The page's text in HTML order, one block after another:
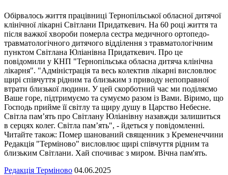
Обірвалось життя працівниці Тернопільської обласної дитячої
клінічної лікарні Світлани Придаткевич. На 60 році життя та
після важкої хвороби померла сестра медичного ортопедо-
травматологічного дитячого відділення з травматологічним
пунктом Світлана Юліанівна Придаткевич. Про це
повідомили у КНП "Тернопільська обласна дитяча клінічна
лікарня". "Адміністрація та весь колектив лікарні висловлює
щирі співчуття рідним та близьким з приводу непоправної
втрати близької людини. У цей скорботний час ми поділяємо
Ваше горе, підтримуємо та сумуємо разом із Вами. Віримо, що
Господь прийме її світлу та щиру душу в Царство Небесне.
Світла пам’ять про Світлану Юліанівну назавжди залишиться
в серцях колег. Світла пам’ять", - йдеться у повідомленні.
Читайте також: Помер шанований священник з Кременеччини
Редакція "Терміново" висловлює щирі співчуття рідним та
близьким Світлани. Хай спочиває з миром. Вічна пам'ять.
Редакція Терміново 04.06.2025